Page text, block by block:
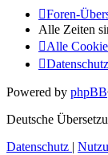
Foren-
Alle Zeiten
Alle
Powered by phpBB
Deutsche
Datenschutz |